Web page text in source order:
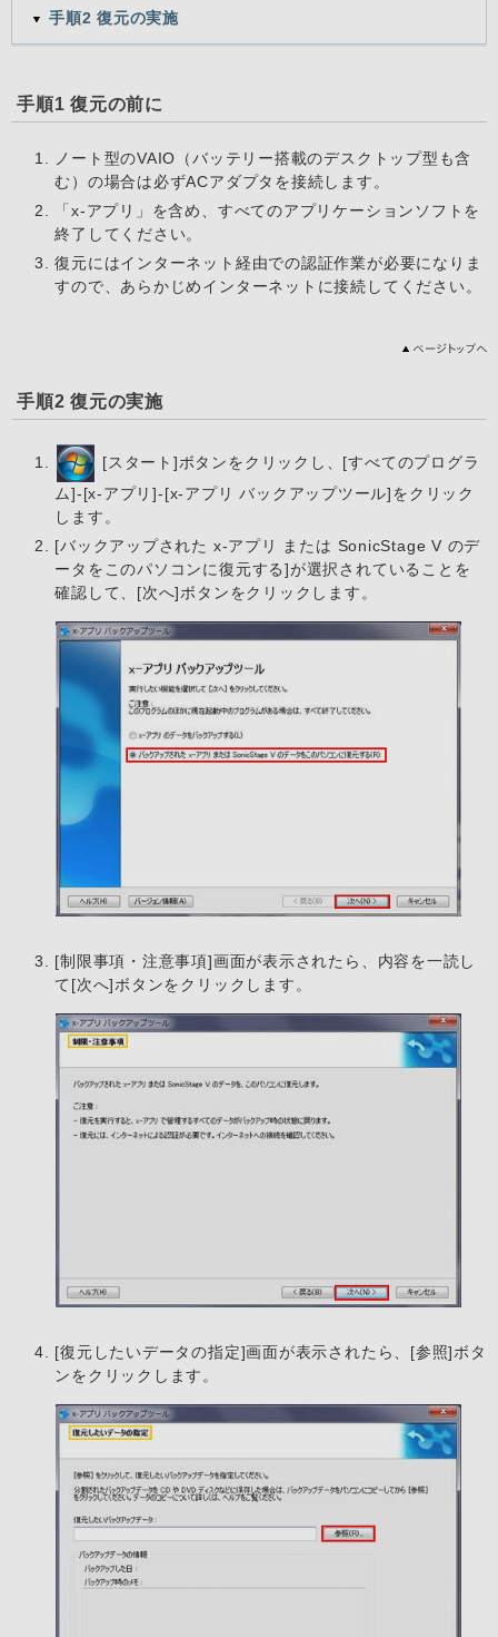
手順2 復元の実施
手順1 復元の前に
ノート型のVAIO（バッテリー搭載のデスクトップ型も含
む）の場合は必ずACアダプタを接続します。
「x-アプリ」を含め、すべてのアプリケーションソフトを
終了してください。
復元にはインターネット経由での認証作業が必要になりま
すので、あらかじめインターネットに接続してください。
手順2 復元の実施
[スタート]ボタンをクリックし、[すべてのプログラ
ム]-[x-アプリ]-[x-アプリ バックアップツール]をクリック
します。
[バックアップされた x-アプリ または SonicStage V のデ
ータをこのパソコンに復元する]が選択されていることを
確認して、[次へ]ボタンをクリックします。
[制限事項・注意事項]画面が表示されたら、内容を一読し
て[次へ]ボタンをクリックします。
[復元したいデータの指定]画面が表示されたら、[参照]ボタ
ンをクリックします。